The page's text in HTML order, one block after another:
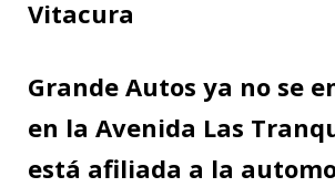
Vitacura
Grande Autos ya no se
en la Avenida Las
está afiliada a la